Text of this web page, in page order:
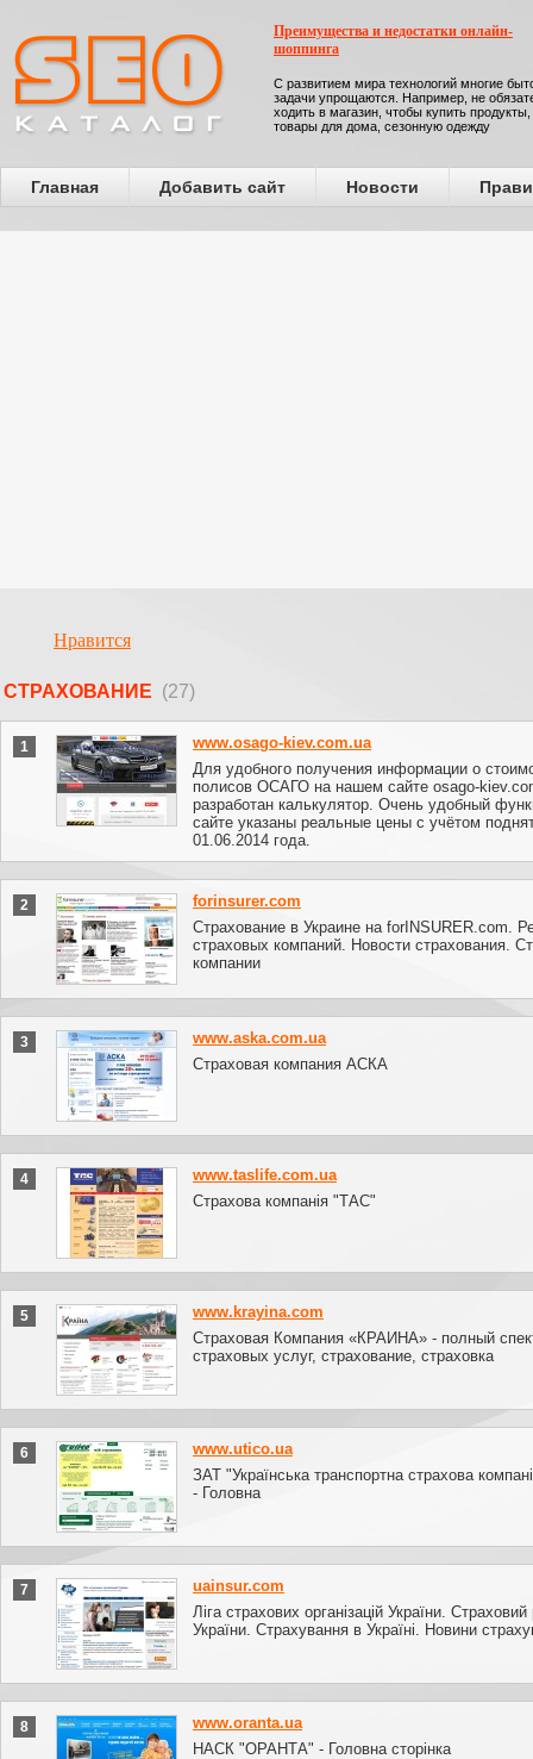
Преимущества и недостатки онлайн-
шоппинга
С развитием мира технологий многие
задачи упрощаются. Например, не
ходить в магазин, чтобы купить продукты,
товары для дома, сезонную одежду
Главная Добавить сайт Новости
Нравится
СТРАХОВАНИЕ (27)
1
www.osago-kiev.com.ua
Для удобного получения информации о
полисов ОСАГО на нашем сайте osago-
разработан калькулятор. Очень удобный
сайте указаны реальные цены с учётом
01.06.2014 года.
2
forinsurer.com
Страхование в Украине на forINSURER.com.
страховых компаний. Новости страхования.
компании
3
www.aska.com.ua
Страховая компания АСКА
4
www.taslife.com.ua
Страхова компанія "ТАС"
5
www.krayina.com
Страховая Компания «КРАИНА» - полный
страховых услуг, страхование, страховка
6
www.utico.ua
ЗАТ "Українська транспортна страхова
- Головна
7
uainsur.com
Ліга страхових організацій України. Страховий
України. Страхування в Україні. Новини
8
www.oranta.ua
НАСК "ОРАНТА" - Головна сторінка